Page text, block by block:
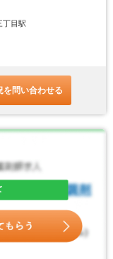
丁目駅
を問い合わせる